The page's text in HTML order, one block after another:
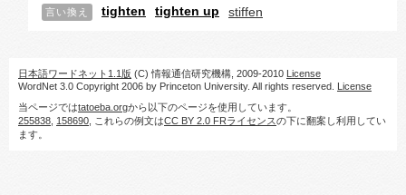
言い換え tighten tighten up stiffen
日本語ワードネット1.1版 (C) 情報通信研究機構, 2009-2010 License
WordNet 3.0 Copyright 2006 by Princeton University. All rights reserved. License
当ページではtatoeba.orgから以下のページを使用しています。
255838 158690 , これらの例文はCC BY 2.0 FRライセンスの下に翻案し利用してい
ます。